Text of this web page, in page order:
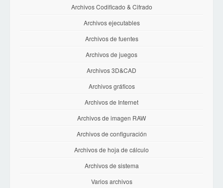
Archivos Codificado & Cifrado
Archivos ejecutables
Archivos de fuentes
Archivos de juegos
Archivos 3D&CAD
Archivos gráficos
Archivos de Internet
Archivos de imagen RAW
Archivos de configuración
Archivos de hoja de cálculo
Archivos de sistema
Varios archivos